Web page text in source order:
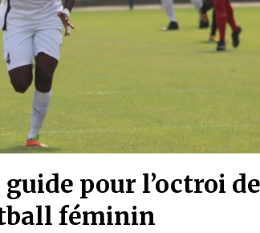
pour l’octroi de
féminin